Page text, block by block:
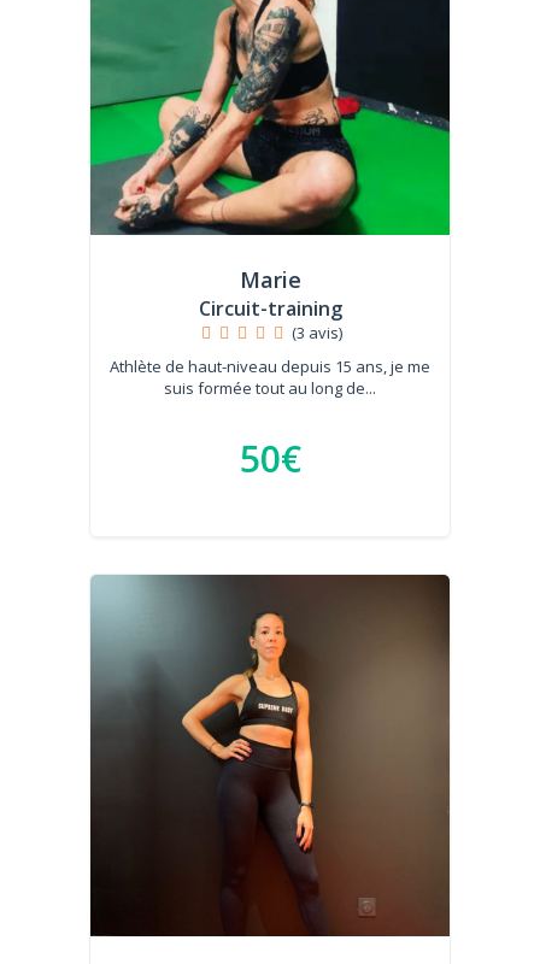
Marie
Circuit-training
(3 avis)
Athlète de haut-niveau depuis 15 ans, je me
suis formée tout au long de...
50€